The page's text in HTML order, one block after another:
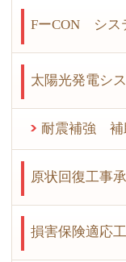
FーCON シス
太陽光発電シ
耐震補強 補
原状回復工事
損害保険適応